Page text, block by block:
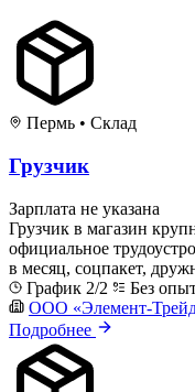
Пермь • Склад
Грузчик
Зарплата не указана
Грузчик в магазин
официальное
в месяц, соцпакет,
График 2/2
Без
ООО «Элемент-
Подробнее